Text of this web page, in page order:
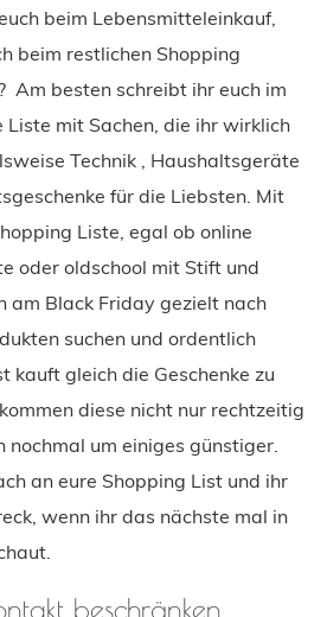
beim Lebensmitteleinkauf,
beim restlichen Shopping
Am besten schreibt ihr euch im
Liste mit Sachen, die ihr wirklich
Technik , Haushaltsgeräte
für die Liebsten. Mit
Liste, egal ob online
oder oldschool mit Stift und
am Black Friday gezielt nach
suchen und ordentlich
kauft gleich die Geschenke zu
diese nicht nur rechtzeitig
nochmal um einiges günstiger.
an eure Shopping List und ihr
wenn ihr das nächste mal in
beschränken